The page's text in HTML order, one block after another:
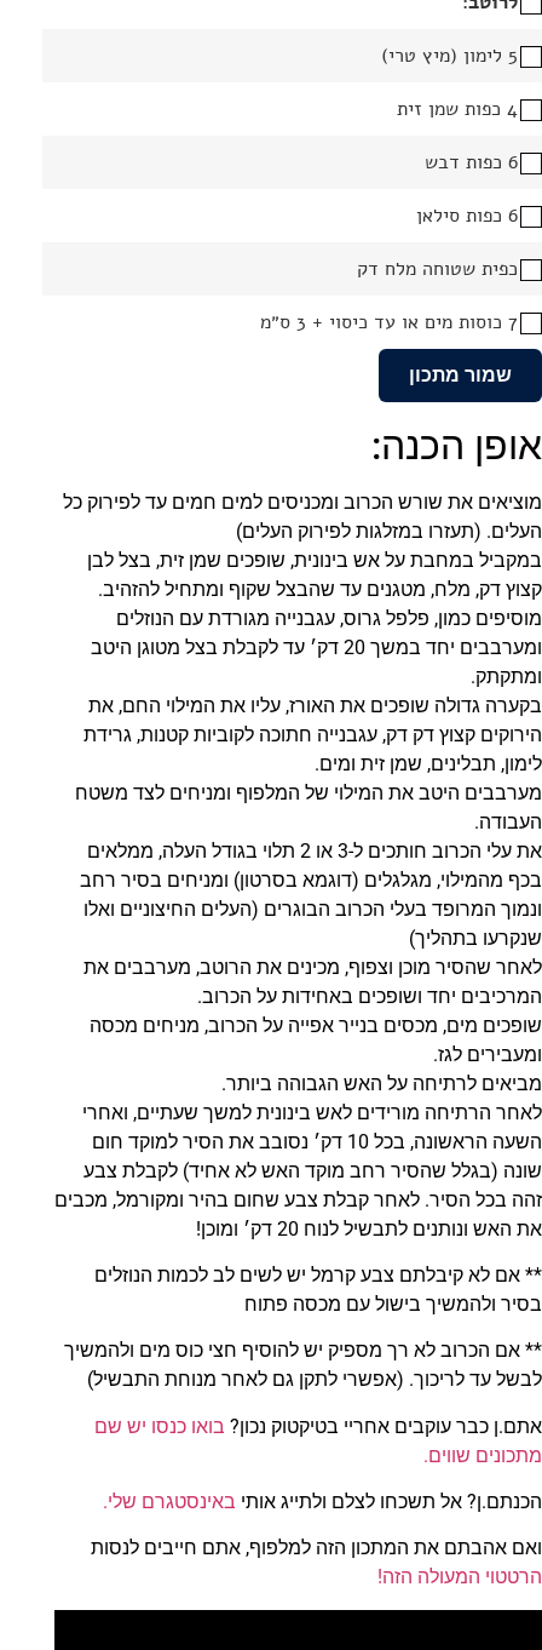
5 לימון (מיץ טרי)
4 כפות שמן זית
6 כפות דבש
6 כפות סילאן
כפית שטוחה מלח דק
7 כוסות מים או עד כיסוי + 3 ס״מ
שמור מתכון
אופן הכנה:
מוציאים את שורש הכרוב ומכניסים למים חמים עד לפירוק כל
העלים. (תעזרו במזלגות לפירוק העלים)
במקביל במחבת על אש בינונית, שופכים שמן זית, בצל לבן
קצוץ דק, מלח, מטגנים עד שהבצל שקוף ומתחיל להזהיב.
מוסיפים כמון, פלפל גרוס, עגבנייה מגורדת עם הנוזלים
ומערבבים יחד במשך 20 דק׳ עד לקבלת בצל מטוגן היטב
ומתקתק.
בקערה גדולה שופכים את האורז, עליו את המילוי החם, את
הירוקים קצוץ דק דק, עגבנייה חתוכה לקוביות קטנות, גרידת
לימון, תבלינים, שמן זית ומים.
מערבבים היטב את המילוי של המלפוף ומניחים לצד משטח
העבודה.
את עלי הכרוב חותכים ל-3 או 2 תלוי בגודל העלה, ממלאים
בכף מהמילוי, מגלגלים (דוגמא בסרטון) ומניחים בסיר רחב
ונמוך המרופד בעלי הכרוב הבוגרים (העלים החיצוניים ואלו
שנקרעו בתהליך)
לאחר שהסיר מוכן וצפוף, מכינים את הרוטב, מערבבים את
המרכיבים יחד ושופכים באחידות על הכרוב.
שופכים מים, מכסים בנייר אפייה על הכרוב, מניחים מכסה
ומעבירים לגז.
מביאים לרתיחה על האש הגבוהה ביותר.
לאחר הרתיחה מורידים לאש בינונית למשך שעתיים, ואחרי
השעה הראשונה, בכל 10 דק׳ נסובב את הסיר למוקד חום
שונה (בגלל שהסיר רחב מוקד האש לא אחיד) לקבלת צבע
זהה בכל הסיר. לאחר קבלת צבע שחום בהיר ומקורמל, מכבים
את האש ונותנים לתבשיל לנוח 20 דק׳ ומוכן!
** אם לא קיבלתם צבע קרמל יש לשים לב לכמות הנוזלים
בסיר ולהמשיך בישול עם מכסה פתוח
** אם הכרוב לא רך מספיק יש להוסיף חצי כוס מים ולהמשיך
לבשל עד לריכוך. (אפשרי לתקן גם לאחר מנוחת התבשיל)
אתם.ן כבר עוקבים אחריי בטיקטוק נכון? בואו כנסו יש שם
מתכונים שווים.
הכנתם.ן? אל תשכחו לצלם ולתייג אותי באינסטגרם שלי.
ואם אהבתם את המתכון הזה למלפוף, אתם חייבים לנסות
הרטטוי המעולה הזה!